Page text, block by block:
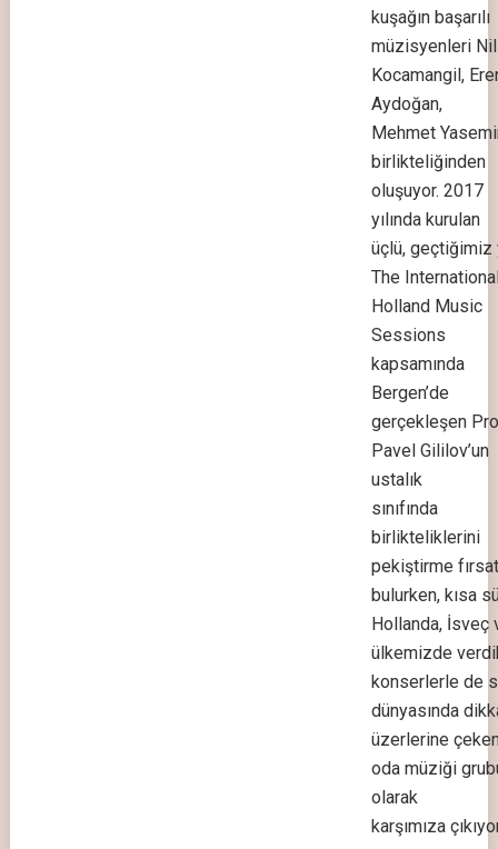
kuşağın başarılı
müzisyenleri Nil
Kocamangil,
Aydoğan,
Mehmet
birlikteliğinden
oluşuyor. 2017
yılında kurulan
üçlü, geçtiğimiz
The
Holland Music
Sessions
kapsamında
Bergen’de
gerçekleşen
Pavel Gililov’un
ustalık
sınıfında
birlikteliklerini
pekiştirme
bulurken, kısa
Hollanda, İsveç
ülkemizde
konserlerle de
dünyasında
üzerlerine
oda müziği
olarak
karşımıza